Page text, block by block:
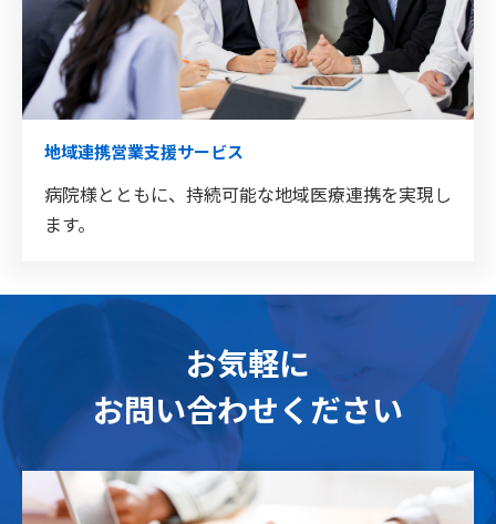
地域連携営業支援サービス
病院様とともに、持続可能な地域医療連携を実現し
ます。
お気軽に
お問い合わせください